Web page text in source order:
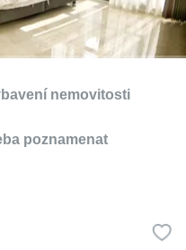
nemovitosti
poznamenat